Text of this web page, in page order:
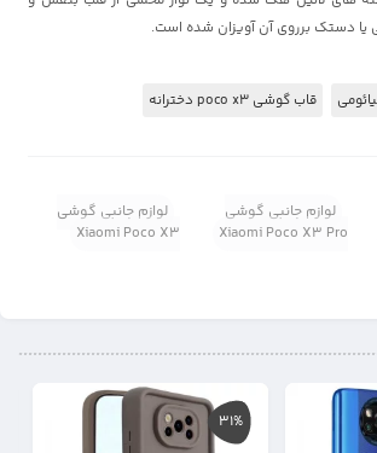
یا دستک برروی آن آویزان شده است.
قاب گوشی poco x3 دخترانه
لوازم جانبی گوشی
Xiaomi Poco X3 Pro
لوازم جانبی گوشی
Xiaomi Poco X3
31%